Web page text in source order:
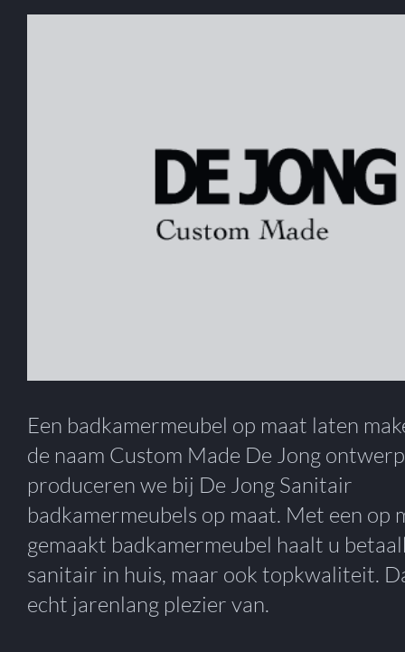
Een badkamermeubel op maat laten
de naam Custom Made De Jong
produceren we bij De Jong Sanitair
badkamermeubels op maat. Met een op
gemaakt badkamermeubel haalt u
sanitair in huis, maar ook topkwaliteit.
echt jarenlang plezier van.